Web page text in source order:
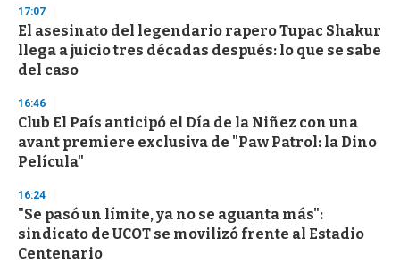
s
e
c
o
n
17:07
El asesinato del legendario rapero Tupac Shakur
llega a juicio tres décadas después: lo que se sabe
del caso
16:46
Club El País anticipó el Día de la Niñez con una
avant premiere exclusiva de "Paw Patrol: la Dino
Película"
16:24
"Se pasó un límite, ya no se aguanta más":
sindicato de UCOT se movilizó frente al Estadio
Centenario